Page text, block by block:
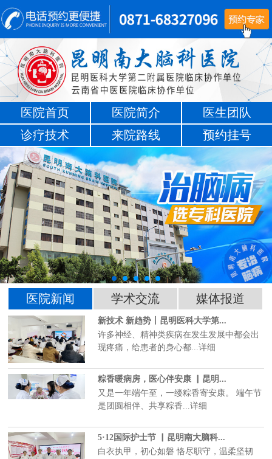
医院首页 医院简介
医生团队
诊疗技术
来院路线 预约挂号
医院新闻 学术交流 媒体报道
新技术 新趋势丨昆明医科大学第...
许多神经、精神类疾病在发生发展中都会出
现疼痛，给患者的身心都...详细
粽香暖病房，医心伴安康 ▏昆明...
又是一年端午至，一缕粽香寄安康。 端午节
是团圆相伴、共享粽香...详细
5·12国际护士节 ▏昆明南大脑科...
白衣执甲，初心如磐 恪尽职守，温柔坚韧